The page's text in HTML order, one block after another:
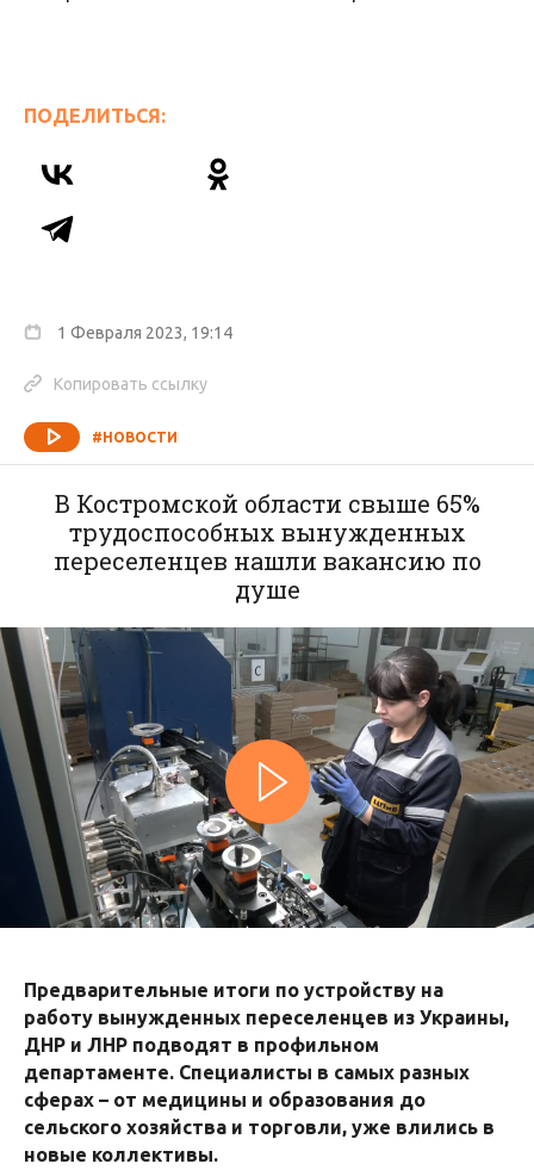
ПОДЕЛИТЬСЯ:
1 Февраля 2023, 19:14
Копировать ссылку
#НОВОСТИ
В Костромской области свыше 65%
трудоспособных вынужденных
переселенцев нашли вакансию по
душе
Предварительные итоги по устройству на
работу вынужденных переселенцев из Украины,
ДНР и ЛНР подводят в профильном
департаменте. Специалисты в самых разных
сферах – от медицины и образования до
сельского хозяйства и торговли, уже влились в
новые коллективы.